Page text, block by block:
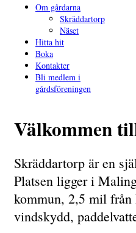
Om gårdarna
Skräddartorp
Näset
Hitta hit
Boka
Kontakter
Bli medlem i
gårdsföreningen
Välkommen
Skräddartorp är en
Platsen ligger i
kommun, 2,5 mil
vindskydd,